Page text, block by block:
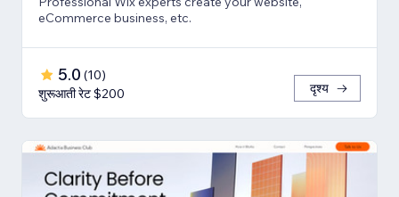
eCommerce business, etc.
5.0 (10)
शुरूआती रेट $200
दृश्य